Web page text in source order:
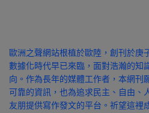
歐洲之聲網站根植於歐陸，創刊於庚
數據化時代早已來臨，面對浩瀚的知
向。作為長年的媒體工作者，本網刊
可靠的資訊，也為追求民主、自由、
友朋提供寫作發文的平台。祈望這裡